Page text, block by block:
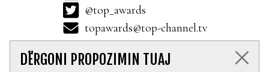
DËRGONI PROPOZIMIN TUAJ
@top_awards
topawards@top-channel.tv